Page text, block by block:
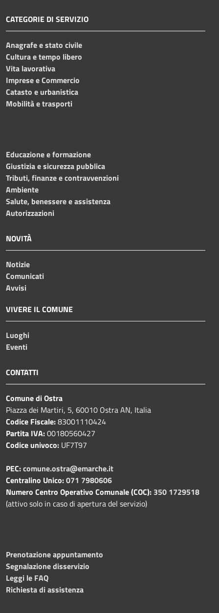
CATEGORIE DI SERVIZIO
Anagrafe e stato civile
Cultura e tempo libero
Vita lavorativa
Imprese e Commercio
Catasto e urbanistica
Mobilità e trasporti
Educazione e formazione
Giustizia e sicurezza pubblica
Tributi, finanze e contravvenzioni
Ambiente
Salute, benessere e assistenza
Autorizzazioni
NOVITÀ
Notizie
Comunicati
Avvisi
VIVERE IL COMUNE
Luoghi
Eventi
CONTATTI
Comune di Ostra
Piazza dei Martiri, 5, 60010 Ostra AN, Italia
Codice Fiscale:83001110424
Partita IVA:00180560427
Codice univoco: UF7T97
PEC:comune.ostra@emarche.it
Centralino Unico:071 7980606
Numero Centro Operativo Comunale (COC): 350 1729518
(attivo solo in caso di apertura del servizio)
Prenotazione appuntamento
Segnalazione disservizio
Leggi le FAQ
Richiesta di assistenza